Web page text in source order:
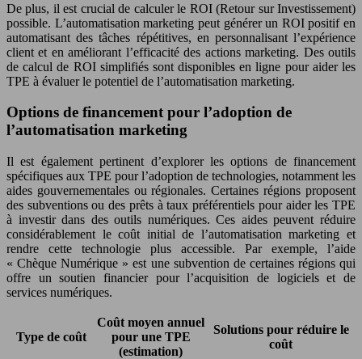
De plus, il est crucial de calculer le ROI (Retour sur Investissement)
possible. L’automatisation marketing peut générer un ROI positif en
automatisant des tâches répétitives, en personnalisant l’expérience
client et en améliorant l’efficacité des actions marketing. Des outils
de calcul de ROI simplifiés sont disponibles en ligne pour aider les
TPE à évaluer le potentiel de l’automatisation marketing.
Options de financement pour l’adoption de
l’automatisation marketing
Il est également pertinent d’explorer les options de financement
spécifiques aux TPE pour l’adoption de technologies, notamment les
aides gouvernementales ou régionales. Certaines régions proposent
des subventions ou des prêts à taux préférentiels pour aider les TPE
à investir dans des outils numériques. Ces aides peuvent réduire
considérablement le coût initial de l’automatisation marketing et
rendre cette technologie plus accessible. Par exemple, l’aide
« Chèque Numérique » est une subvention de certaines régions qui
offre un soutien financier pour l’acquisition de logiciels et de
services numériques.
Type de coût
Coût moyen annuel
pour une TPE
(estimation)
Solutions pour réduire le
coût